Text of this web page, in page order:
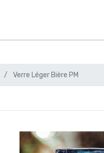
Verre Léger Bière PM